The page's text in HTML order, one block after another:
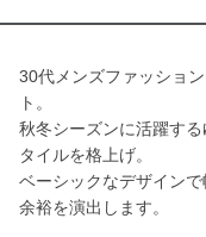
30代メンズファッショ
ト。
秋冬シーズンに活躍す
タイルを格上げ。
ベーシックなデザイン
余裕を演出します。